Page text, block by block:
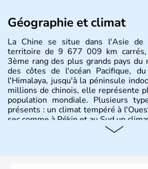
Géographie et climat
La Chine se situe dans l'Asie
territoire de 9 677 009 km
3ème rang des plus grands pays du
des côtes de l'océan Pacifique,
l'Himalaya, jusqu'à la péninsule
millions de chinois, elle représente
population mondiale. Plusieurs
présents : un climat tempéré à
sec comme à Pékin et au Sud un